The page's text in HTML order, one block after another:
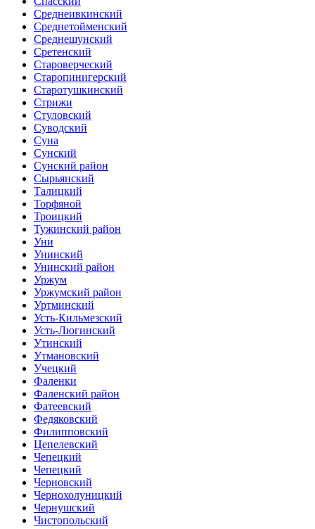
Среднеивкинский
Среднетойменский
Среднешунский
Сретенский
Староверческий
Старопинигерский
Старотушкинский
Стрижи
Стуловский
Суводский
Суна
Сунский
Сунский район
Сырьянский
Талицкий
Торфяной
Троицкий
Тужинский район
Уни
Унинский
Унинский район
Уржум
Уржумский район
Уртминский
Усть-Кильмезский
Усть-Люгинский
Утинский
Утмановский
Учецкий
Фаленки
Фаленский район
Фатеевский
Федяковский
Филипповский
Цепелевский
Чепецкий
Чепецкий
Черновский
Чернохолуницкий
Чернушский
Чистопольский